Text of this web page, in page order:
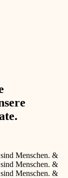
Menschen. &
Menschen. &
Menschen. &